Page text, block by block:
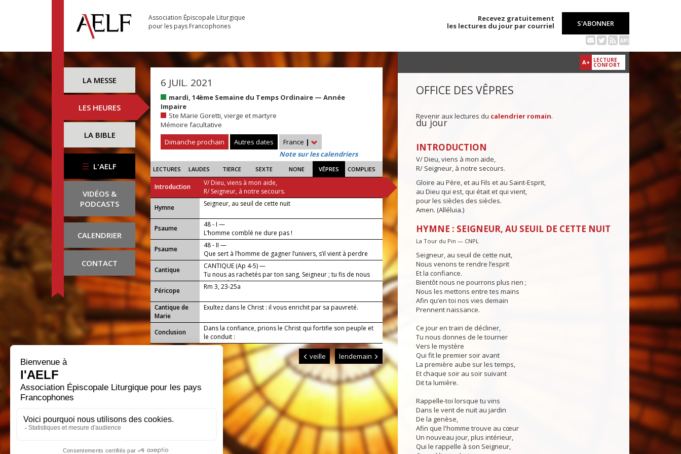
Association Épiscopale Liturgique
pour les pays Francophones
Recevez gratuitement
les lectures du jour par courriel
S'ABONNER
API
LA MESSE
LES HEURES
LA BIBLE
L'AELF
VIDÉOS &
PODCASTS
CALENDRIER
CONTACT
6 JUIL. 2021
mardi, 14ème Semaine du Temps Ordinaire — Année
Impaire
Ste Marie Goretti, vierge et martyre
Mémoire facultative
Dimanche prochain
Autres dates France |
Note sur les calendriers
LECTURES LAUDES TIERCE SEXTE NONE VÊPRES COMPLIES
Introduction
V/ Dieu, viens à mon aide,
R/ Seigneur, à notre secours.
...
Hymne Seigneur, au seuil de cette nuit
Psaume
48 - I —
L’homme comblé ne dure pas !
Psaume
48 - II —
Que sert à l’homme de gagner l’univers, s’il vient à perdre
son âme ?
Cantique
CANTIQUE (Ap 4-5) —
Tu nous as rachetés par ton sang, Seigneur ; tu fis de nous
un peuple de rois.
Péricope
Rm 3, 23-25a
Cantique de
Marie
Exultez dans le Christ : il vous enrichit par sa pauvreté.
Conclusion
Dans la confiance, prions le Christ qui fortifie son peuple et
le conduit :
veille lendemain
A+ LECTURE
CONFORT
OFFICE DES VÊPRES
Revenir aux lectures du calendrier romain.
du jour
INTRODUCTION
V/ Dieu, viens à mon aide,
R/ Seigneur, à notre secours.
Gloire au Père, et au Fils et au Saint-Esprit,
au Dieu qui est, qui était et qui vient,
pour les siècles des siècles.
Amen. (Alléluia.)
HYMNE : SEIGNEUR, AU SEUIL DE CETTE NUIT
La Tour du Pin — CNPL
Seigneur, au seuil de cette nuit,
Nous venons te rendre l’esprit
Et la confiance.
Bientôt nous ne pourrons plus rien ;
Nous les mettons entre tes mains
Afin qu’en toi nos vies demain
Prennent naissance.
Ce jour en train de décliner,
Tu nous donnes de le tourner
Vers le mystère
Qui fit le premier soir avant
La première aube sur les temps,
Et chaque soir au soir suivant
Dit ta lumière.
Rappelle-toi lorsque tu vins
Dans le vent de nuit au jardin
De la genèse,
Afin que l'homme trouve au cœur
Un nouveau jour, plus intérieur,
Qui le rappelle à son Seigneur,